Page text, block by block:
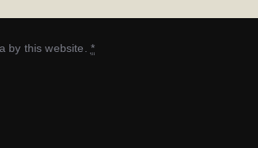
by this website. *